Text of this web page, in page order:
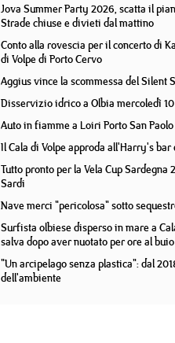
Jova Summer Party 2026, scatta il
Strade chiuse e divieti dal mattino
Conto alla rovescia per il concerto di
di Volpe di Porto Cervo
Aggius vince la scommessa del Silent
Disservizio idrico a Olbia mercoledì
Auto in fiamme a Loiri Porto San Paolo
Il Cala di Volpe approda all'Harry's bar
Tutto pronto per la Vela Cup Sardegna
Sardi
Nave merci "pericolosa" sotto
Surfista olbiese disperso in mare a
salva dopo aver nuotato per ore al buio
"Un arcipelago senza plastica": dal
dell'ambiente